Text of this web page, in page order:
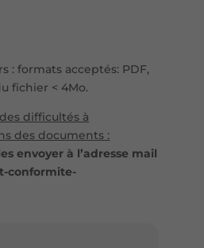
a
:
: formats acceptés: PDF,
fichier < 4Mo.
difficultés à
des documents :
envoyer à l’adresse mail
conformite-